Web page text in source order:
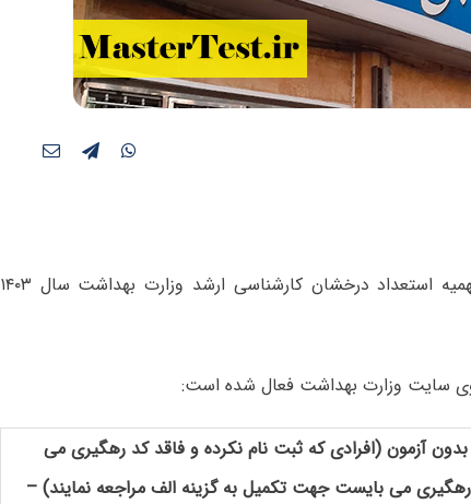
امکان ثبت‌نام جدید و ویرایش سهمیه استعداد درخشان کارشناسی ارشد وزارت بهداشت سال ۱۴۰۳
سایت وزارت بهداشت فعال شده است:
آزمون (افرادی که ثبت نام نکرده و فاقد کد رهگیری می
می بایست جهت تکمیل به گزینه الف مراجعه نمایند) –